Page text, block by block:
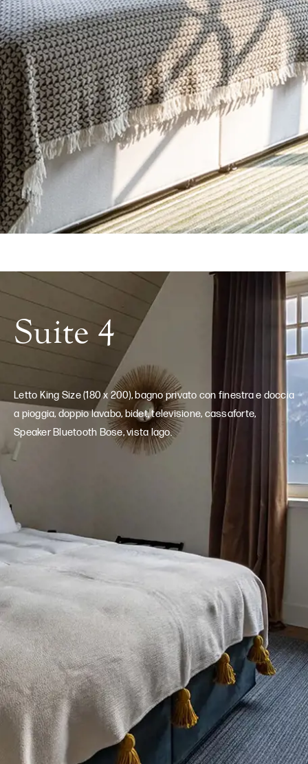
Suite 4
Letto King Size (180 x 200), bagno privato con finestra e doccia
a pioggia, doppio lavabo, bidet, televisione, cassaforte,
Speaker Bluetooth Bose, vista lago.